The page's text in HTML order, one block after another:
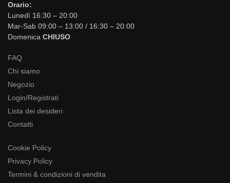
Orario:
Lunedì 16:30 – 20:00
Mar-Sab 09:00 – 13:00 / 16:30 – 20:00
Domenica CHIUSO
FAQ
Chi siamo
Negozio
Login/Registrati
Lista dei desideri
Contatti
Cookie Policy
Privacy Policy
Termini & condizioni di vendita